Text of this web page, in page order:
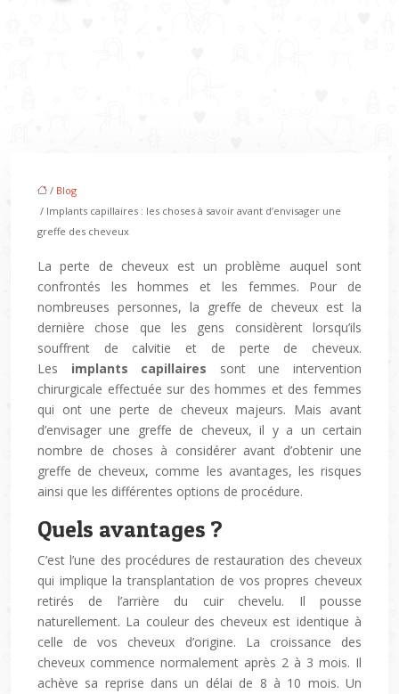
/ Blog
/ Implants capillaires : les choses à savoir avant d’envisager une
greffe des cheveux
La perte de cheveux est un problème auquel sont
confrontés les hommes et les femmes. Pour de
nombreuses personnes, la greffe de cheveux est la
dernière chose que les gens considèrent lorsqu’ils
souffrent de calvitie et de perte de cheveux.
Les implants capillaires sont une intervention
chirurgicale effectuée sur des hommes et des femmes
qui ont une perte de cheveux majeurs. Mais avant
d’envisager une greffe de cheveux, il y a un certain
nombre de choses à considérer avant d’obtenir une
greffe de cheveux, comme les avantages, les risques
ainsi que les différentes options de procédure.
Quels avantages ?
C’est l’une des procédures de restauration des cheveux
qui implique la transplantation de vos propres cheveux
retirés de l’arrière du cuir chevelu. Il pousse
naturellement. La couleur des cheveux est identique à
celle de vos cheveux d’origine. La croissance des
cheveux commence normalement après 2 à 3 mois. Il
achève sa reprise dans un délai de 8 à 10 mois. Un